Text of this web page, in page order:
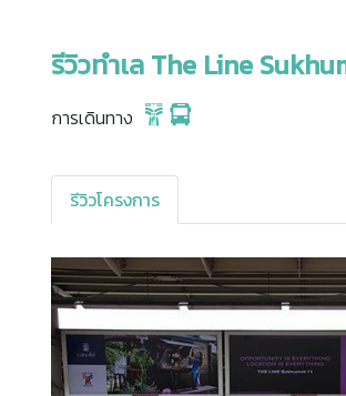
รีวิวทำเล The Line
การเดินทาง
รีวิวโครงการ